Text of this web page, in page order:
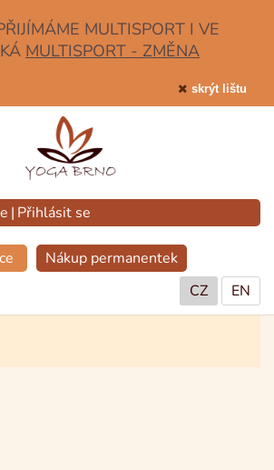
MULTISPORT I VE
MULTISPORT - ZMĚNA
skrýt lištu
| Přihlásit se
Nákup permanentek
CZ
EN